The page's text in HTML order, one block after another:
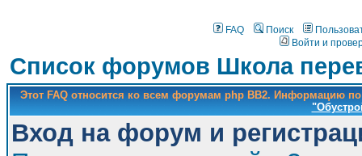
FAQ Поиск
Войти и
Список форумов Школа
Этот FAQ относится ко всем форумам php BB2. Информацию
Вход на форум и